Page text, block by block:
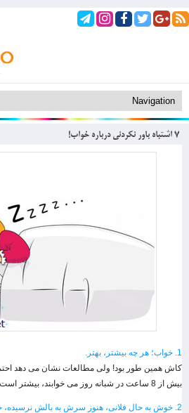
7 اشتباه باور نکردنی درباره خواب!
1. خواب؛ هر چه بیشتر، بهتر.
کاش همین طور بود! ولی مطالعات نشان می دهد
بیش از 8 ساعت در شبانه روز می خوابند، بیشتر است.
2. خوش به حال فلانی، هنوز سرش به بالش نرسیده، خوابش می برد!